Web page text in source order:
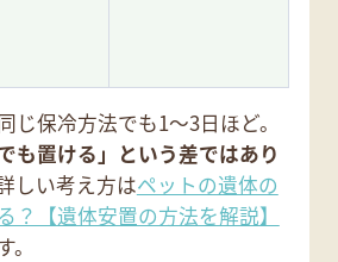
じ保冷方法でも1〜3日ほど。
も置ける」という差ではあり
しい考え方はペットの遺体の
？【遺体安置の方法を解説】